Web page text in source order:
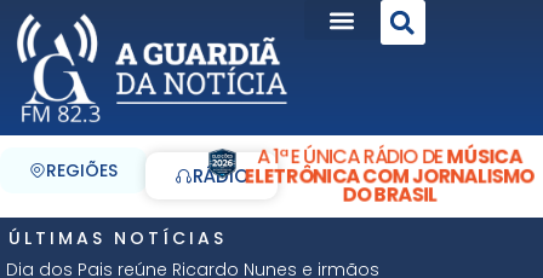
REGIÕES RÁDIO
A 1ª E ÚNICA RÁDIO DEMÚSICA
ELETRÔNICA COM JORNALISMO
DO BRASIL
ÚLTIMAS NOTÍCIAS
Dia dos Pais reúne Ricardo Nunes e irmãos